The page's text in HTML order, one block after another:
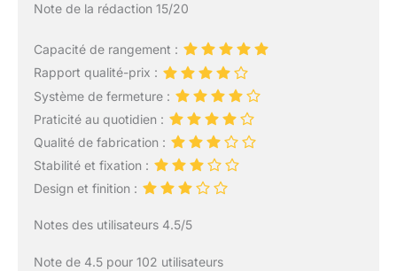
Note de la rédaction 15/20
Capacité de rangement :
Rapport qualité-prix :
Système de fermeture :
Praticité au quotidien :
Qualité de fabrication :
Stabilité et fixation :
Design et finition :
Notes des utilisateurs 4.5/5
Note de 4.5 pour 102 utilisateurs